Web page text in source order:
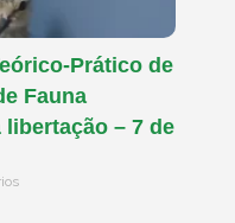
Prático de
Fauna
– 7 de